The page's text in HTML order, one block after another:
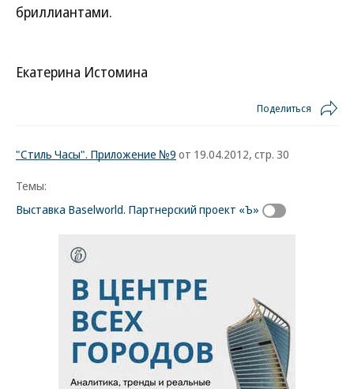
бриллиантами.
Екатерина Истомина
Поделиться
"Стиль Часы". Приложение №9 от 19.04.2012, стр. 30
Темы:
Выставка Baselworld. Партнерский проект «Ъ»